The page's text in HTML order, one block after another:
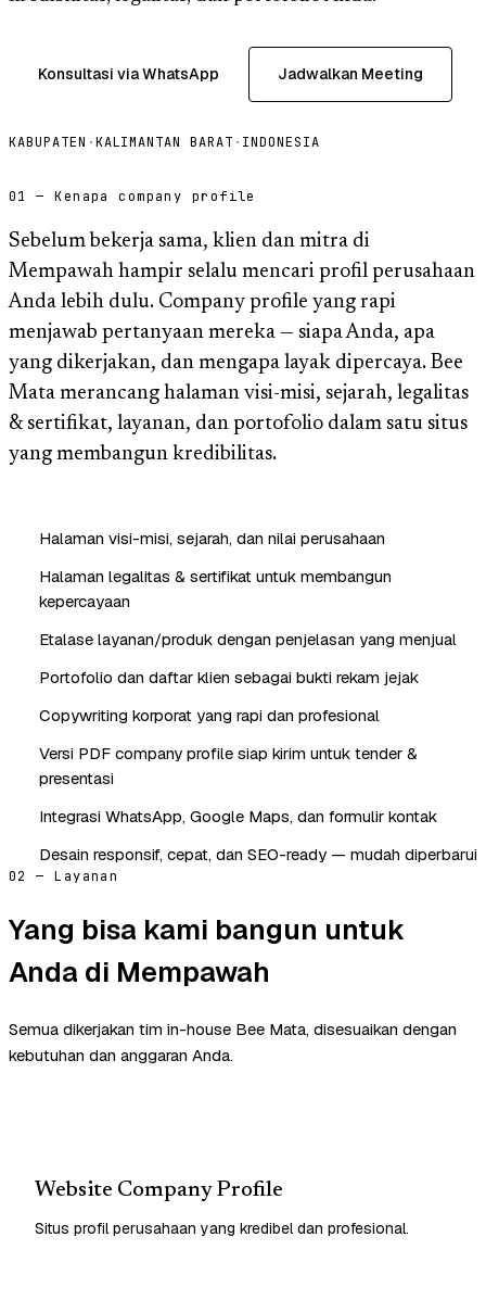
Konsultasi via WhatsApp Jadwalkan Meeting
KABUPATEN ·KALIMANTAN BARAT · INDONESIA
01 — Kenapa company profile
Sebelum bekerja sama, klien dan mitra di
Mempawah hampir selalu mencari profil perusahaan
Anda lebih dulu. Company profile yang rapi
menjawab pertanyaan mereka — siapa Anda, apa
yang dikerjakan, dan mengapa layak dipercaya. Bee
Mata merancang halaman visi-misi, sejarah, legalitas
& sertifikat, layanan, dan portofolio dalam satu situs
yang membangun kredibilitas.
Halaman visi-misi, sejarah, dan nilai perusahaan
Halaman legalitas & sertifikat untuk membangun
kepercayaan
Etalase layanan/produk dengan penjelasan yang menjual
Portofolio dan daftar klien sebagai bukti rekam jejak
Copywriting korporat yang rapi dan profesional
Versi PDF company profile siap kirim untuk tender &
presentasi
Integrasi WhatsApp, Google Maps, dan formulir kontak
Desain responsif, cepat, dan SEO-ready — mudah diperbarui
02 — Layanan
Yang bisa kami bangun untuk
Anda di Mempawah
Semua dikerjakan tim in-house Bee Mata, disesuaikan dengan
kebutuhan dan anggaran Anda.
Website Company Profile
Situs profil perusahaan yang kredibel dan profesional.